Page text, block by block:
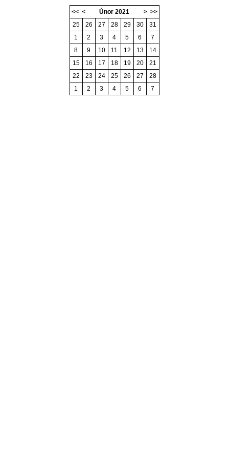
<< < > >>
Únor 2021
25
26 27 28 29 30
31
1
2 3 4 5 6
7
8
9 10 11 12 13
14
15
16 17 18 19 20
21
22
23 24 25 26 27
28
1
2 3 4 5 6 7